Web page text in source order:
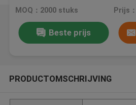
reliëf gemaakte Technologie
MOQ：2000 stuks Prijs
Beste prijs
PRODUCTOMSCHRIJVING